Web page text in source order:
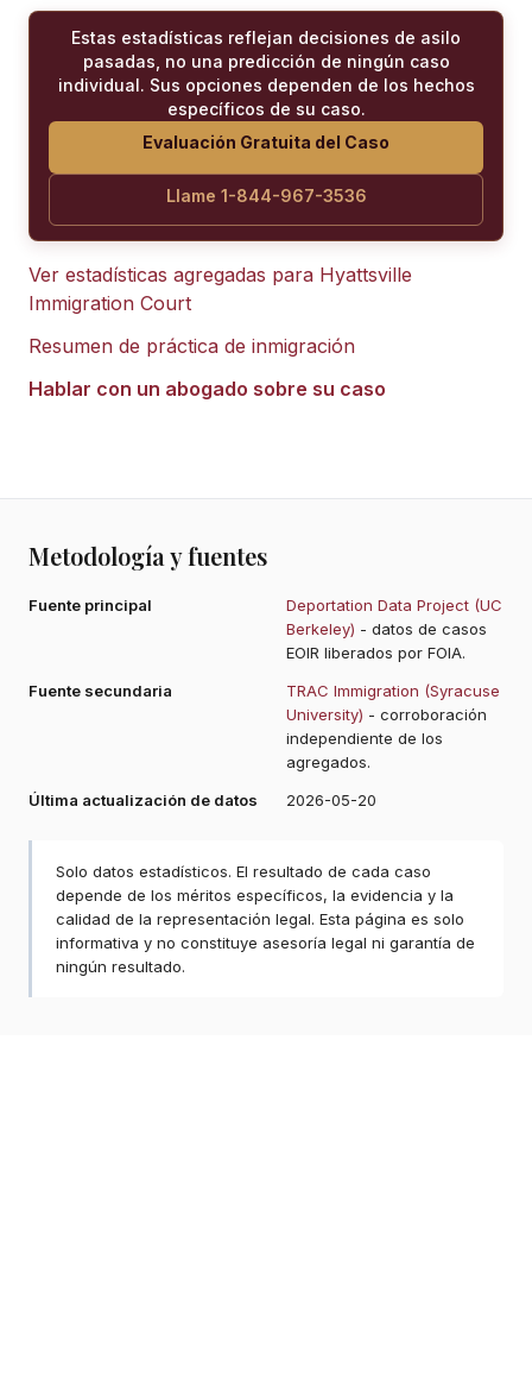
Estas estadísticas reflejan decisiones de asilo
pasadas, no una predicción de ningún caso
individual. Sus opciones dependen de los hechos
específicos de su caso.
Evaluación Gratuita del Caso
Llame 1-844-967-3536
Ver estadísticas agregadas para Hyattsville
Immigration Court
Resumen de práctica de inmigración
Hablar con un abogado sobre su caso
Metodología y fuentes
Fuente principal
Deportation Data Project (UC
Berkeley) - datos de casos
EOIR liberados por FOIA.
Fuente secundaria
TRAC Immigration (Syracuse
University) - corroboración
independiente de los
agregados.
Última actualización de datos
2026-05-20
Solo datos estadísticos. El resultado de cada caso
depende de los méritos específicos, la evidencia y la
calidad de la representación legal. Esta página es solo
informativa y no constituye asesoría legal ni garantía de
ningún resultado.